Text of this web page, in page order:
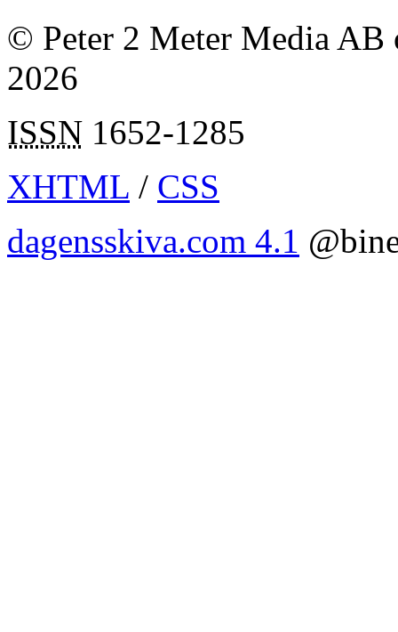
© Peter 2 Meter Media AB
2026
ISSN 1652-1285
XHTML / CSS
dagensskiva.com 4.1